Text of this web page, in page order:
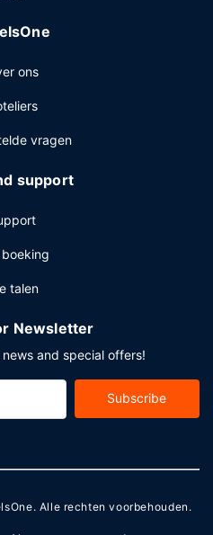
ons
vragen
support
boeking
talen
Newsletter
and special offers!
Subscribe
. Alle rechten voorbehouden.